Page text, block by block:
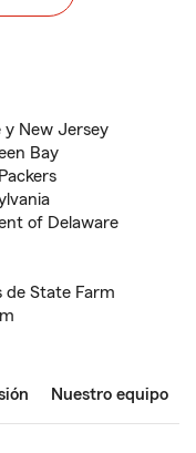
y New Jersey
Bay
of Delaware
de State Farm
Nuestro equipo